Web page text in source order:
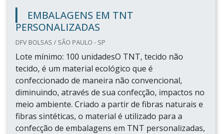
EMBALAGENS EM TNT
PERSONALIZADAS
DFV BOLSAS / SÃO PAULO - SP
Lote mínimo: 100 unidadesO TNT, tecido não
tecido, é um material ecológico que é
confeccionado de maneira não convencional,
diminuindo, através de sua confecção, impactos no
meio ambiente. Criado a partir de fibras naturais e
fibras sintéticas, o material é utilizado para a
confecção de embalagens em TNT personalizadas,